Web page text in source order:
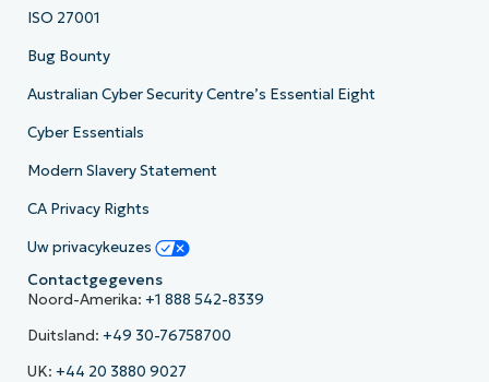
ISO 27001
Bug Bounty
Australian Cyber Security Centre’s Essential Eight
Cyber Essentials
Modern Slavery Statement
CA Privacy Rights
Uw privacykeuzes
Contactgegevens
Noord-Amerika: +1 888 542-8339
Duitsland: +49 30-76758700
UK: +44 20 3880 9027